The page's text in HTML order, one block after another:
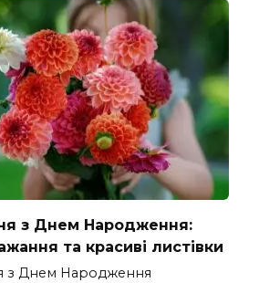
з Днем Народження:
та красиві листівки
з Днем Народження